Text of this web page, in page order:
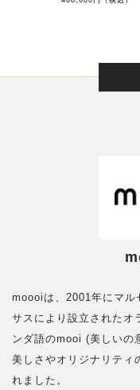
moooiは、2001年にマル
サスにより設立されたオ
ンダ語のmooi (美しいの
美しさやオリジナリティ
れました。